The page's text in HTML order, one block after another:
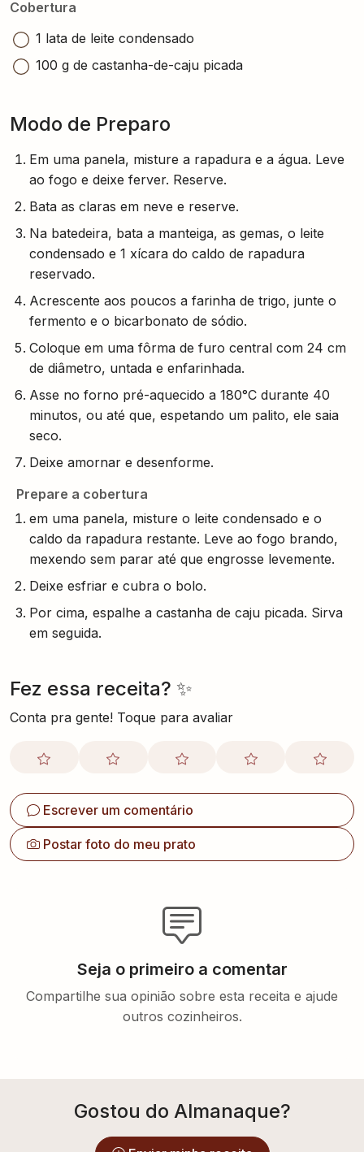
Cobertura
1 lata de leite condensado
100 g de castanha-de-caju picada
Modo de Preparo
Em uma panela, misture a rapadura e a água. Leve
ao fogo e deixe ferver. Reserve.
Bata as claras em neve e reserve.
Na batedeira, bata a manteiga, as gemas, o leite
condensado e 1 xícara do caldo de rapadura
reservado.
Acrescente aos poucos a farinha de trigo, junte o
fermento e o bicarbonato de sódio.
Coloque em uma fôrma de furo central com 24 cm
de diâmetro, untada e enfarinhada.
Asse no forno pré-aquecido a 180°C durante 40
minutos, ou até que, espetando um palito, ele saia
seco.
Deixe amornar e desenforme.
Prepare a cobertura
em uma panela, misture o leite condensado e o
caldo da rapadura restante. Leve ao fogo brando,
mexendo sem parar até que engrosse levemente.
Deixe esfriar e cubra o bolo.
Por cima, espalhe a castanha de caju picada. Sirva
em seguida.
Fez essa receita? ✨
Conta pra gente! Toque para avaliar
Escrever um comentário
Postar foto do meu prato
Seja o primeiro a comentar
Compartilhe sua opinião sobre esta receita e ajude
outros cozinheiros.
Gostou do Almanaque?